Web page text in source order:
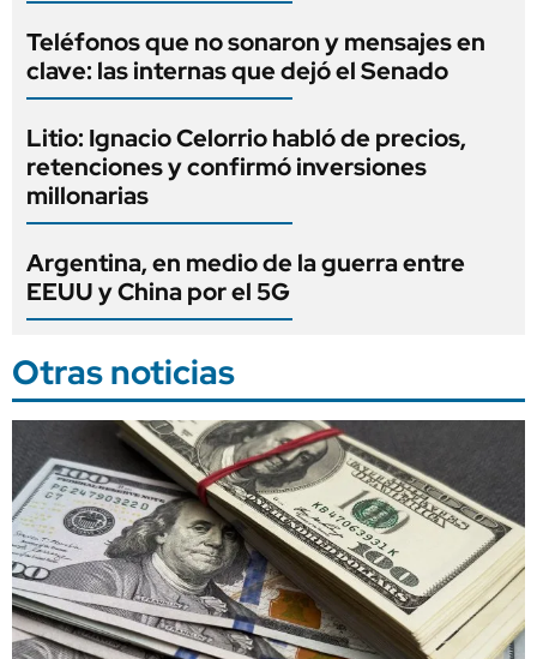
Teléfonos que no sonaron y mensajes en
clave: las internas que dejó el Senado
Litio: Ignacio Celorrio habló de precios,
retenciones y confirmó inversiones
millonarias
Argentina, en medio de la guerra entre
EEUU y China por el 5G
Otras noticias